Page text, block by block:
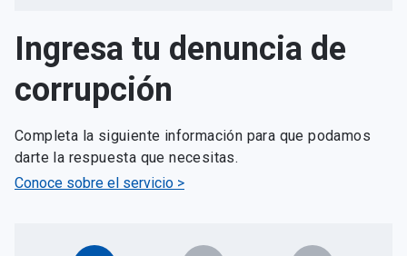
Ingresa tu denuncia de
corrupción
Completa la siguiente información para que podamos
darte la respuesta que necesitas.
Conoce sobre el servicio >